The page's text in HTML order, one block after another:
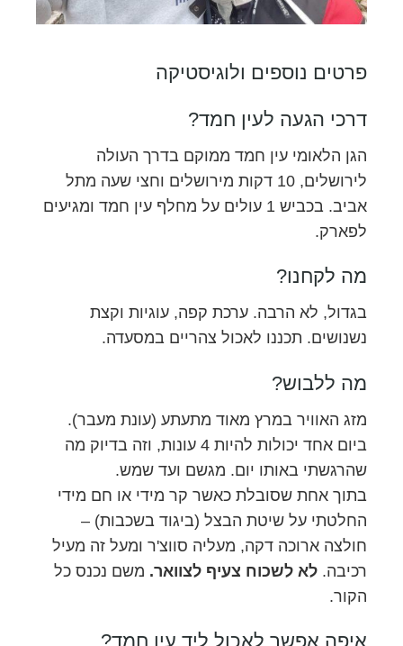
פרטים נוספים ולוגיסטיקה
דרכי הגעה לעין חמד?
הגן הלאומי עין חמד ממוקם בדרך העולה
לירושלים, 10 דקות מירושלים וחצי שעה מתל
אביב. בכביש 1 עולים על מחלף עין חמד ומגיעים
לפארק.
מה לקחנו?
בגדול, לא הרבה. ערכת קפה, עוגיות וקצת
נשנושים. תכננו לאכול צהריים במסעדה.
מה ללבוש?
מזג האוויר במרץ מאוד מתעתע (עונת מעבר).
ביום אחד יכולות להיות 4 עונות, וזה בדיוק מה
שהרגשתי באותו יום. מגשם ועד שמש.
בתוך אחת שסובלת כאשר קר מידי או חם מידי
החלטתי על שיטת הבצל (ביגוד בשכבות) –
חולצה ארוכה דקה, מעליה סווצ'ר ומעל זה מעיל
רכיבה. לא לשכוח צעיף לצוואר. משם נכנס כל
הקור.
איפה אפשר לאכול ליד עין חמד?